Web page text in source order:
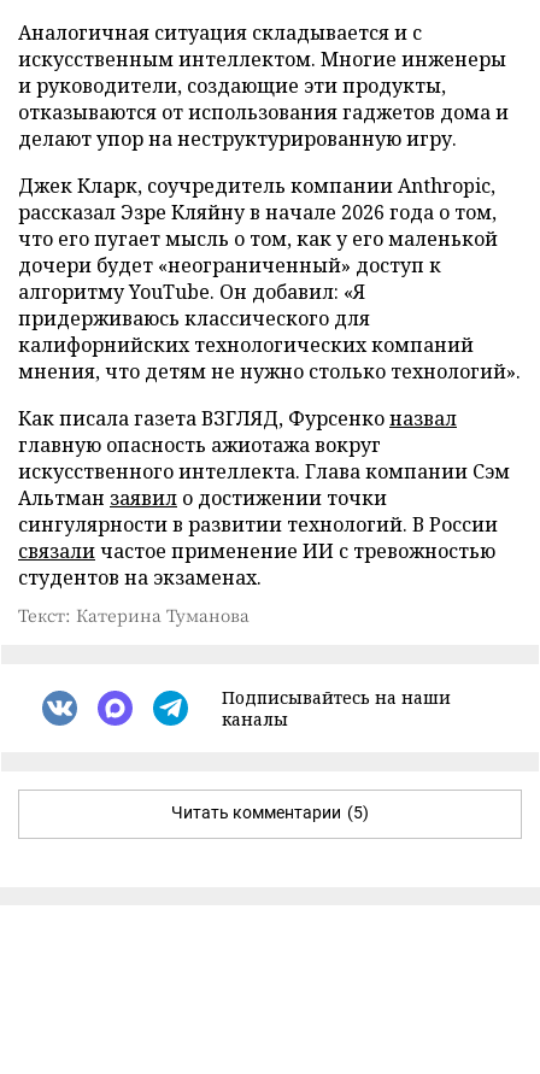
Аналогичная ситуация складывается и с
искусственным интеллектом. Многие инженеры
и руководители, создающие эти продукты,
отказываются от использования гаджетов дома и
делают упор на неструктурированную игру.
Джек Кларк, соучредитель компании Anthropic,
рассказал Эзре Кляйну в начале 2026 года о том,
что его пугает мысль о том, как у его маленькой
дочери будет «неограниченный» доступ к
алгоритму YouTube. Он добавил: «Я
придерживаюсь классического для
калифорнийских технологических компаний
мнения, что детям не нужно столько технологий».
Как писала газета ВЗГЛЯД, Фурсенконазвал
главную опасность ажиотажа вокруг
искусственного интеллекта. Глава компании Сэм
Альтман заявил о достижении точки
сингулярности в развитии технологий. В России
связаличастое применение ИИ с тревожностью
студентов на экзаменах.
Текст: Катерина Туманова
Подписывайтесь на наши
каналы
Читать комментарии (5)